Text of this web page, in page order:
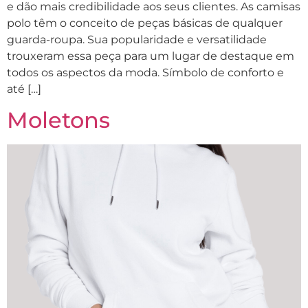
e dão mais credibilidade aos seus clientes. As camisas
polo têm o conceito de peças básicas de qualquer
guarda-roupa. Sua popularidade e versatilidade
trouxeram essa peça para um lugar de destaque em
todos os aspectos da moda. Símbolo de conforto e
até […]
Moletons